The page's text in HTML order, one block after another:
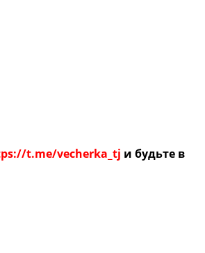
t.me/vecherka_tj и будьте в